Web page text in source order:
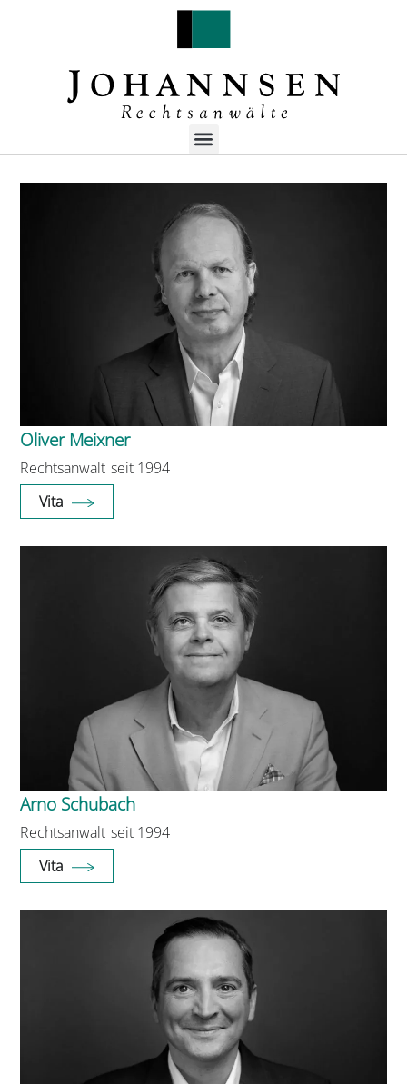
Oliver Meixner
Rechtsanwalt seit 1994
Vita
Arno Schubach
Rechtsanwalt seit 1994
Vita